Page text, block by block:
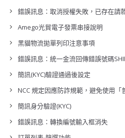
錯誤訊息：取消授權失敗，已存在請
Amego光貿電子發票串接說明
黑貓物流拋單列印注意事項
錯誤訊息：統一金流回傳錯誤號碼
簡訊(KYC)驗證通過後設定
NCC 規定因應防詐規範，避免使用「
簡訊身分驗證(KYC)
錯誤訊息：轉換編號輸入框消失